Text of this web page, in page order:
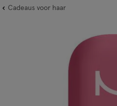
Cadeaus voor haar